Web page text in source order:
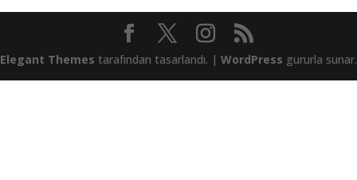
Elegant Themes tarafından tasarlandı. | WordPress gururla sunar.